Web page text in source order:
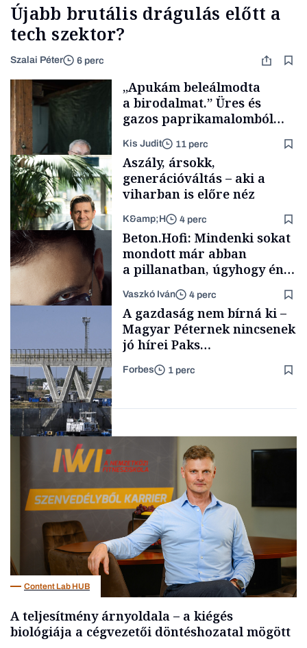
Újabb brutális drágulás előtt a
tech szektor?
Szalai Péter 6 perc
Családi
vállalkozások
„Apukám beleálmodta
a birodalmat.” Üres és
gazos paprikamalomból
lett az igazi családi
fűszersztori
Kis Judit 11 perc
TÁMOGATÓI
Aszály, ársokk,
generációváltás – aki a
viharban is előre néz
K&amp;H 4 perc
Forbes-sztori
Beton.Hofi: Mindenki sokat
mondott már abban
a pillanatban, úgyhogy én
a legsarkosabb
gondolataimat akartam
kimondani
Vaszkó Iván 4 perc
A gazdaság nem bírná ki –
Magyar Péternek nincsenek
jó hírei Paks
újraindításáról
Forbes 1 perc
Content Lab HUB
A teljesítmény árnyoldala – a kiégés
biológiája a cégvezetői döntéshozatal mögött